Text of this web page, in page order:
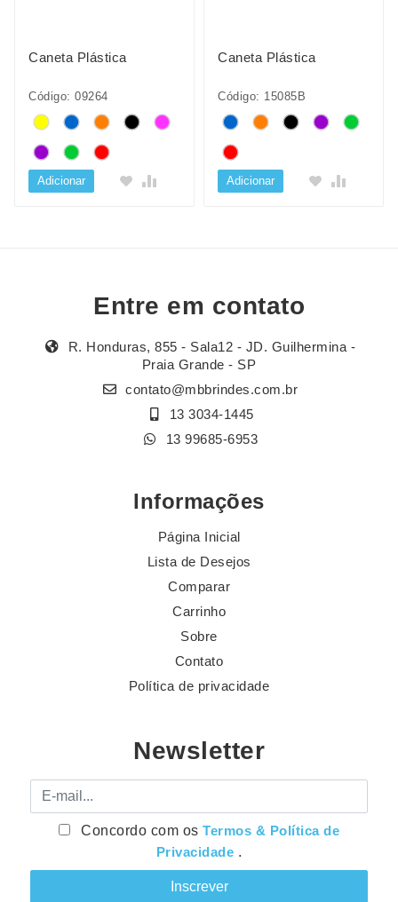
Caneta Plástica
Código: 09264
Adicionar
Caneta Plástica
Código: 15085B
Adicionar
Entre em contato
R. Honduras, 855 - Sala12 - JD. Guilhermina -
Praia Grande - SP
contato@mbbrindes.com.br
13 3034-1445
13 99685-6953
Informações
Página Inicial
Lista de Desejos
Comparar
Carrinho
Sobre
Contato
Política de privacidade
Newsletter
E-mail
Concordo com osTermos & Política de
Privacidade .